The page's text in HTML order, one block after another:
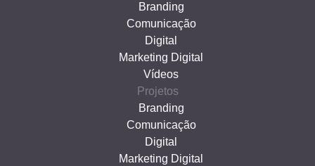
Branding
Comunicação
Digital
Marketing Digital
Vídeos
Projetos
Branding
Comunicação
Digital
Marketing Digital